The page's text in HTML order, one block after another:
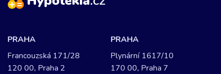
PRAHA
Francouzská 171/28
120 00, Praha 2
PRAHA
Plynární 1617/10
170 00, Praha 7